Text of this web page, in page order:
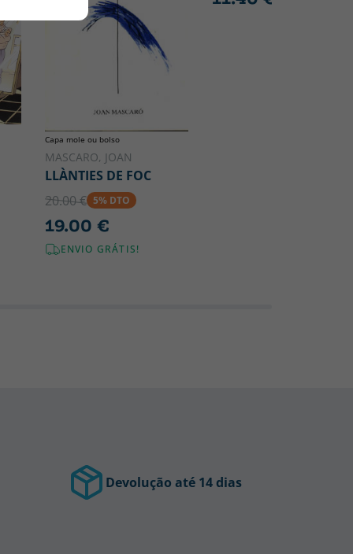
Capa mole ou bolso
MASCARO, JOAN
LLÀNTIES DE FOC
20.00 € 5% DTO
19.00 €
ENVIO GRÁTIS!
Devolução até 14 dias